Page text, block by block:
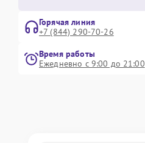
Горячая линия
+7 (844) 290-70-26
Время работы
Ежедневно с 9:00 до 21:00